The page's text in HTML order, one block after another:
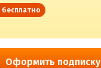
бесплатно
Оформить подписку